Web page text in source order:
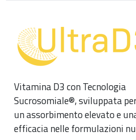
Vitamina D3 con Tecnologia
Sucrosomiale®, sviluppata
un assorbimento elevato e
efficacia nelle formulazioni